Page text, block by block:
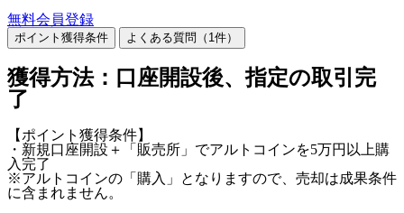
無料会員登録
ポイント獲得条件 よくある質問（ 1件）
獲得方法：口座開設後、指定の取引完
了
【ポイント獲得条件】
・新規口座開設＋「販売所」でアルトコインを5万円以上購
入完了
※アルトコインの「購入」となりますので、売却は成果条件
に含まれません。